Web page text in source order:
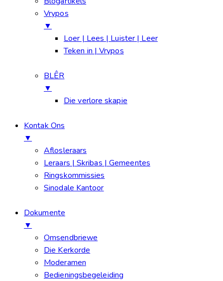
Vrypos
▼
Loer | Lees | Luister | Leer
Teken in | Vrypos
BLÊR
▼
Die verlore skapie
Kontak Ons
▼
Aflosleraars
Leraars | Skribas | Gemeentes
Ringskommissies
Sinodale Kantoor
Dokumente
▼
Omsendbriewe
Die Kerkorde
Moderamen
Bedieningsbegeleiding